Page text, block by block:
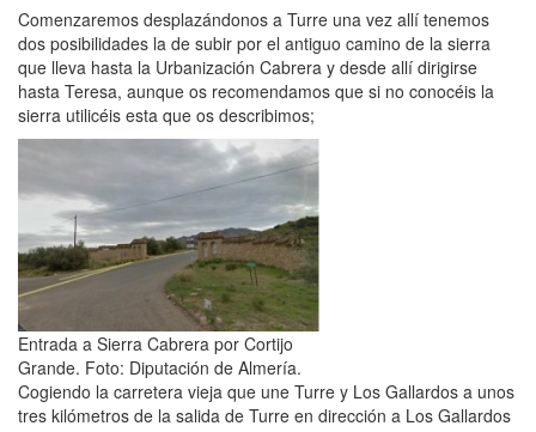
Comenzaremos desplazándonos a Turre una vez allí tenemos
dos posibilidades la de subir por el antiguo camino de la sierra
que lleva hasta la Urbanización Cabrera y desde allí dirigirse
hasta Teresa, aunque os recomendamos que si no conocéis la
sierra utilicéis esta que os describimos;
Entrada a Sierra Cabrera por Cortijo
Grande. Foto: Diputación de Almería.
Cogiendo la carretera vieja que une Turre y Los Gallardos a unos
tres kilómetros de la salida de Turre en dirección a Los Gallardos